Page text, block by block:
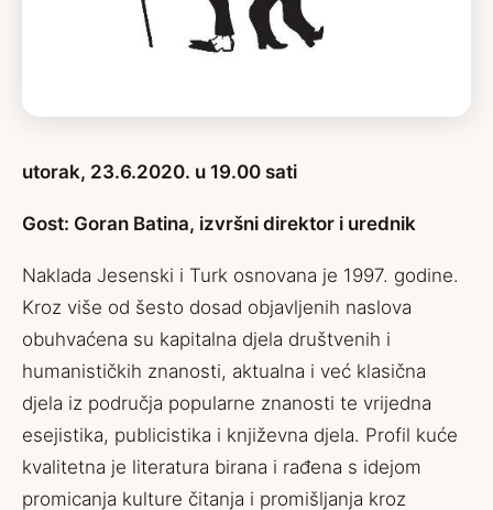
utorak, 23.6.2020. u 19.00 sati
Gost: Goran Batina, izvršni direktor i urednik
Naklada Jesenski i Turk osnovana je 1997. godine.
Kroz više od šesto dosad objavljenih naslova
obuhvaćena su kapitalna djela društvenih i
humanističkih znanosti, aktualna i već klasična
djela iz područja popularne znanosti te vrijedna
esejistika, publicistika i književna djela. Profil kuće
kvalitetna je literatura birana i rađena s idejom
promicanja kulture čitanja i promišljanja kroz